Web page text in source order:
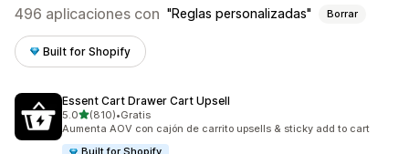
496 aplicaciones con Reglas personalizadas Borrar
Built for Shopify
Essent Cart Drawer Cart Upsell
5.0de 5 estrellas
(810)
810 reseñas en total
•Gratis
Aumenta AOV con cajón de carrito upsells & sticky add to cart